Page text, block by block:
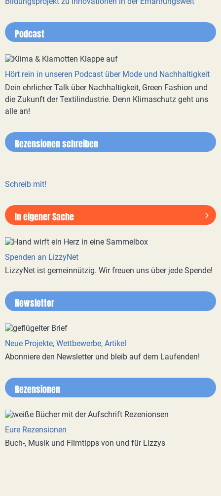
Podcast
Hört rein in unseren Podcast über Mode und Nachhaltigkeit
Dein ehrlicher Talk über Nachhaltigkeit, Green Fashion und
die Zukunft der Textilindustrie. Denn Klimaschutz geht uns
alle an!
Rezensionen schreiben
Schreib mit!
In eigener Sache
Spenden an LizzyNet
LizzyNet ist gemeinnützig. Wir freuen uns über jede Spende!
Newsletter
Neue Projekte, Wettbewerbe, Artikel
Abonniere den Newsletter und bleib auf dem Laufenden!
Rezensionen
Eure Rezensionen
Buch-, Musik und Filmtipps von und für Lizzys